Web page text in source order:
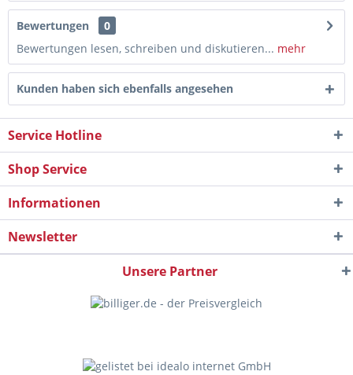
Bewertungen
0
Bewertungen lesen, schreiben und diskutieren... mehr
Kunden haben sich ebenfalls angesehen
Service Hotline
Shop Service
Informationen
Newsletter
Unsere Partner